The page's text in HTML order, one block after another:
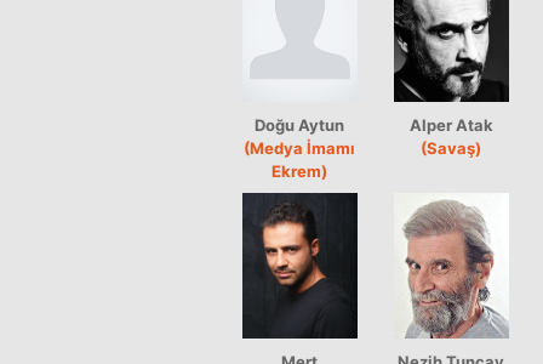
Doğu Aytun
(Medya İmamı
Ekrem)
Alper Atak
(Savaş)